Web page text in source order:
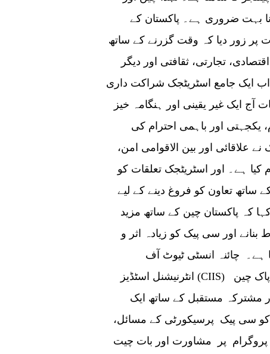
بہت ضروری ہے۔ پاکستان کے
پر زور دیا کہ وقت گزرنے کے ساتھ
تجارتی، ثقافتی اور دیگر
ایک جامع اسٹریٹجک شراکت داری
ایک غیر یقینی اور ہنگامہ خیز
یکجہتی اور باہمی احترام کی
علاقائی اور بین الاقوامی امن،
ہے۔ اور اسٹریٹجک تعلقات کو
تعاون کو فروغ دینے کے لیے
کہ پاکستان چین کے ساتھ مزید
اور سی پیک کو زیادہ اثر و
ہے۔ چائنہ انسٹی ٹیوٹ آف
انٹرنیشنل اسٹڈیز (CIIS) کے نائب صدر پروفیسر رونگ ینگ نے ذکر کیا کہ پاک چین
مشترکہ مستقبل کے ساتھ ایک
کو سی پیک پرسیکورٹی کے مسائل،
پروگرام پر مشاورت اور بات چیت